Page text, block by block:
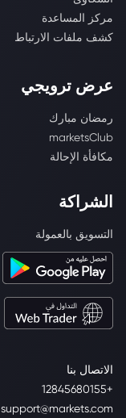
الاتصال بنا
+12845680155
support@markets.com
مركز المساعدة
كشف ملفات الارتباط
عرض ترويجي
رمضان مبارك
marketsClub
مكافأة الإحالة
الشراكة
التسويق بالعمولة